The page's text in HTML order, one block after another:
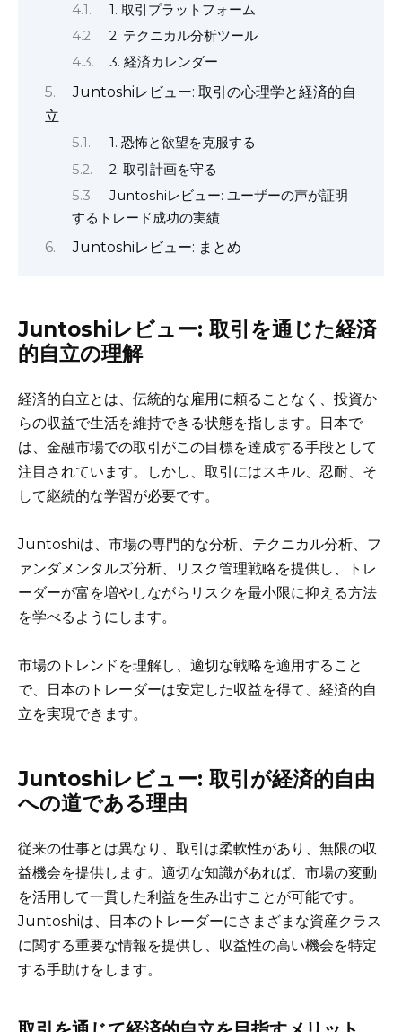
1. 取引プラットフォーム
2. テクニカル分析ツール
3. 経済カレンダー
Juntoshiレビュー: 取引の心理学と経済的自
立
1. 恐怖と欲望を克服する
2. 取引計画を守る
Juntoshiレビュー: ユーザーの声が証明
するトレード成功の実績
Juntoshiレビュー: まとめ
Juntoshiレビュー: 取引を通じた経済
的自立の理解
経済的自立とは、伝統的な雇用に頼ることなく、投資か
らの収益で生活を維持できる状態を指します。日本で
は、金融市場での取引がこの目標を達成する手段として
注目されています。しかし、取引にはスキル、忍耐、そ
して継続的な学習が必要です。
Juntoshiは、市場の専門的な分析、テクニカル分析、フ
ァンダメンタルズ分析、リスク管理戦略を提供し、トレ
ーダーが富を増やしながらリスクを最小限に抑える方法
を学べるようにします。
市場のトレンドを理解し、適切な戦略を適用すること
で、日本のトレーダーは安定した収益を得て、経済的自
立を実現できます。
Juntoshiレビュー: 取引が経済的自由
への道である理由
従来の仕事とは異なり、取引は柔軟性があり、無限の収
益機会を提供します。適切な知識があれば、市場の変動
を活用して一貫した利益を生み出すことが可能です。
Juntoshiは、日本のトレーダーにさまざまな資産クラス
に関する重要な情報を提供し、収益性の高い機会を特定
する手助けをします。